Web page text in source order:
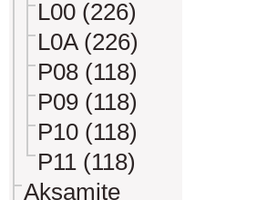
L00 (226)
L0A (226)
P08 (118)
P09 (118)
P10 (118)
P11 (118)
Aksamite